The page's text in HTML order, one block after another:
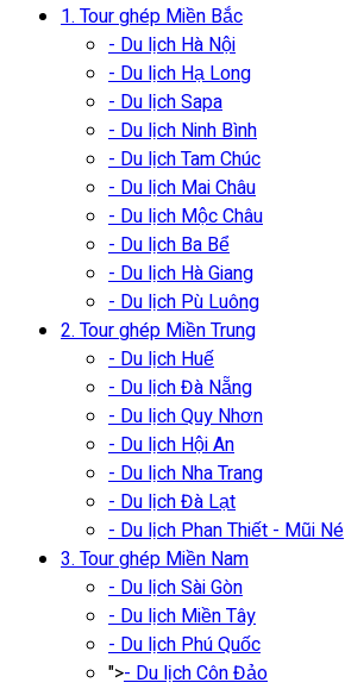
1. Tour ghép Miền Bắc
- Du lịch Hà Nội
- Du lịch Hạ Long
- Du lịch Sapa
- Du lịch Ninh Bình
- Du lịch Tam Chúc
- Du lịch Mai Châu
- Du lịch Mộc Châu
- Du lịch Ba Bể
- Du lịch Hà Giang
- Du lịch Pù Luông
2. Tour ghép Miền Trung
- Du lịch Huế
- Du lịch Đà Nẵng
- Du lịch Quy Nhơn
- Du lịch Hội An
- Du lịch Nha Trang
- Du lịch Đà Lạt
- Du lịch Phan Thiết - Mũi Né
3. Tour ghép Miền Nam
- Du lịch Sài Gòn
- Du lịch Miền Tây
- Du lịch Phú Quốc
">- Du lịch Côn Đảo